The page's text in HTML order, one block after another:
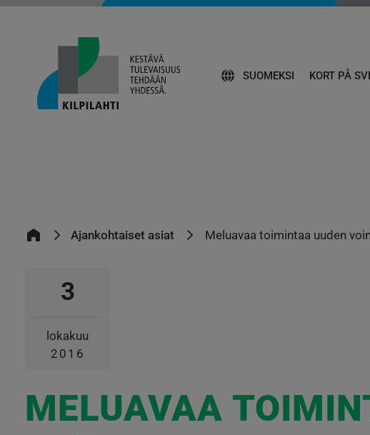
SUOMEKSI KORT PÅ
Ajankohtaiset asiat Meluavaa toimintaa uuden
3
lokakuu
2016
MELUAVAA